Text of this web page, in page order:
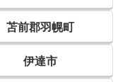
苫前郡羽幌町
伊達市